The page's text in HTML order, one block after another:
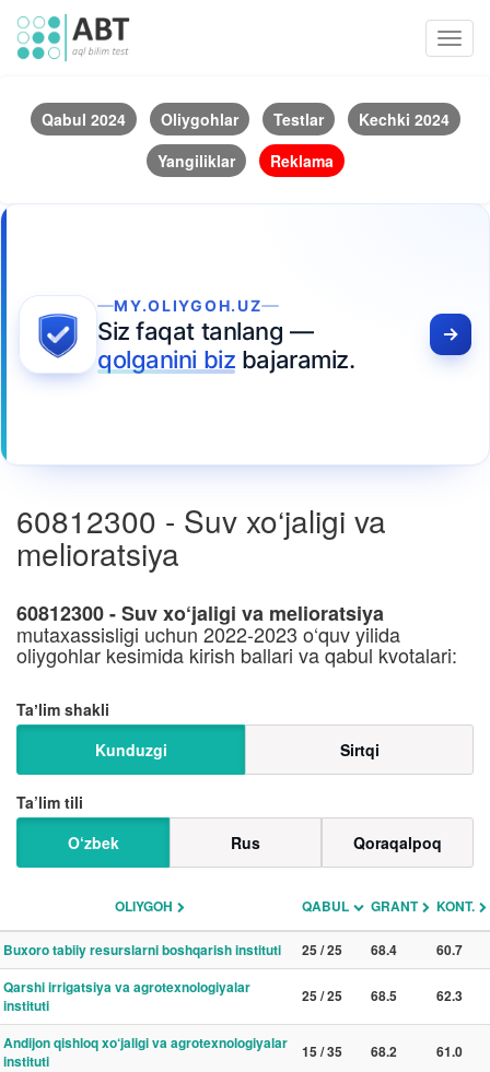
Qabul 2024 Oliygohlar Testlar
Kechki 2024
Yangiliklar
Reklama
MY.OLIYGOH.UZ
Siz faqat tanlang —
qolganini biz bajaramiz.
60812300 - Suv xo‘jaligi va
melioratsiya
60812300 - Suv xo‘jaligi va melioratsiya
mutaxassisligi uchun 2022-2023 o‘quv yilida
oliygohlar kesimida kirish ballari va qabul kvotalari:
Taʼlim shakli
Kunduzgi
Sirtqi
Ta’lim tili
O‘zbek
Rus Qoraqalpoq
OLIYGOH QABUL GRANT KONT.
Buxoro tabiiy resurslarni boshqarish instituti 25 / 25 68.4
60.7
Qarshi irrigatsiya va agrotexnologiyalar
instituti
25 / 25 68.5 62.3
Andijon qishloq xo‘jaligi va agrotexnologiyalar
instituti
15 / 35 68.2 61.0